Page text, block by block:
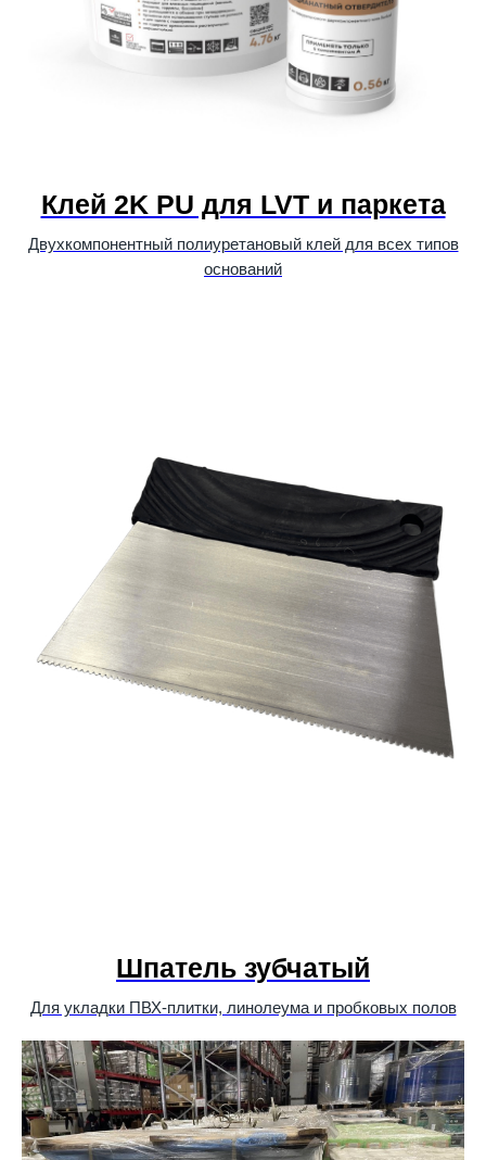
Клей 2K PU для LVT и паркета
Двухкомпонентный полиуретановый клей для всех типов
оснований
Шпатель зубчатый
Для укладки ПВХ-плитки, линолеума и пробковых полов